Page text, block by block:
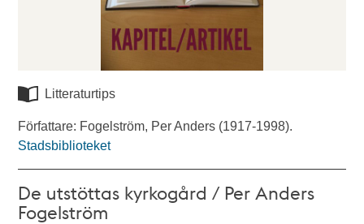
Litteraturtips
Författare: Fogelström, Per Anders (1917-1998).
Stadsbiblioteket
De utstöttas kyrkogård / Per Anders
Fogelström